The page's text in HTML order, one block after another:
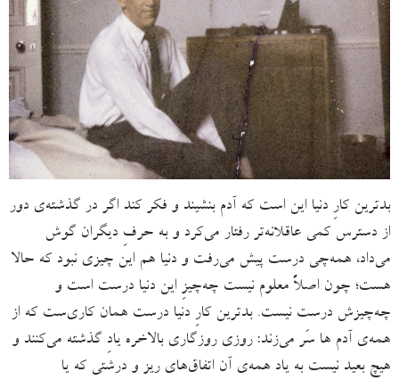
بدترین کارِ دنیا این است که آدم بنشیند و فکر کند اگر در گذشته‌ی دور
از دسترس کمی عاقلانه‌تر رفتار می‌کرد و به حرفِ دیگران گوش
می‌داد، همه‌چی درست پیش می‌رفت و دنیا هم این چیزی نبود که حالا
هست؛ چون اصلاً معلوم نیست چه‌چیزِ این دنیا درست است و
چه‌چیزش درست نیست. بدترین کارِ دنیا درست همان کاری‌ست که از
همه‌ی آدم ها سَر می‌زند: روزی روزگاری بالاخره یادِ گذشته می‌کنند و
هیچ بعید نیست به یاد همه‌ی آن اتفاق‌های ریز و درشتی که یا